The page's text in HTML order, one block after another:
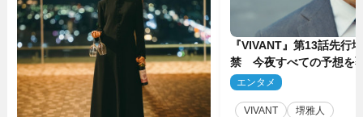
『VIVANT』第13話先行
禁 今夜すべての予想を
ーンが…
エンタメ
VIVANT 堺雅人